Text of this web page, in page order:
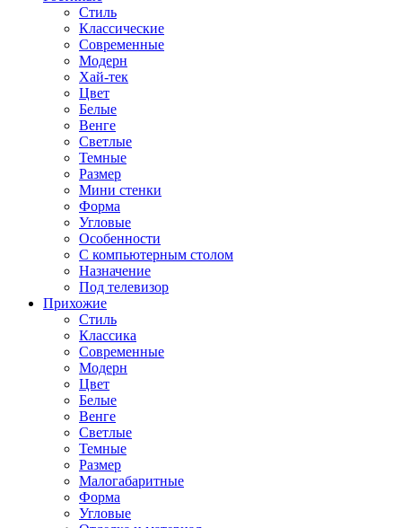
Стиль
Классические
Современные
Модерн
Хай-тек
Цвет
Белые
Венге
Светлые
Темные
Размер
Мини стенки
Форма
Угловые
Особенности
С компьютерным столом
Назначение
Под телевизор
Прихожие
Стиль
Классика
Современные
Модерн
Цвет
Белые
Венге
Светлые
Темные
Размер
Малогабаритные
Форма
Угловые